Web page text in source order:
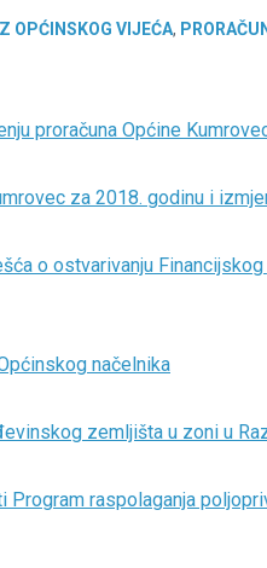
IZ OPĆINSKOG VIJEĆA, PRORAČUN
proračuna Općine
za 2018. godinu i
o ostvarivanju
načelnika
zemljišta u zoni u
Program raspolaganja